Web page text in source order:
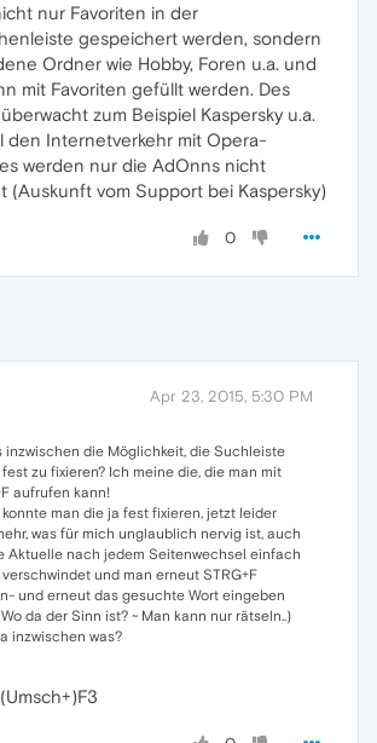
nur Favoriten in der
gespeichert werden, sondern
Ordner wie Hobby, Foren u.a. und
mit Favoriten gefüllt werden. Des
zum Beispiel Kaspersky u.a.
den Internetverkehr mit Opera-
werden nur die AdOnns nicht
(Auskunft vom Support bei Kaspersky)
0
Apr 23, 2015, 5:30 PM
inzwischen die Möglichkeit, die Suchleiste
zu fixieren? Ich meine die, die man mit
aufrufen kann!
konnte man die ja fest fixieren, jetzt leider
was für mich unglaublich nervig ist, auch
Aktuelle nach jedem Seitenwechsel einfach
und man erneut STRG+F
und erneut das gesuchte Wort eingeben
da der Sinn ist? ~ Man kann nur rätseln..)
inzwischen was?